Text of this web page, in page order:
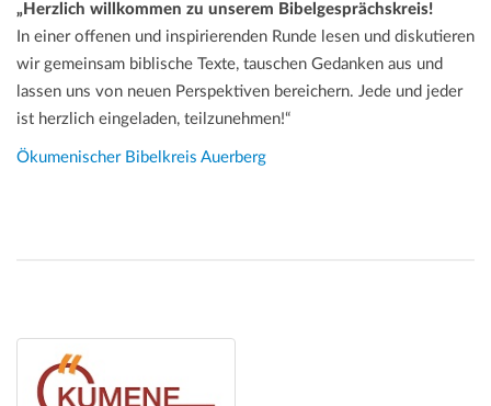
„Herzlich willkommen zu unserem Bibelgesprächskreis!
In einer offenen und inspirierenden Runde lesen und diskutieren
wir gemeinsam biblische Texte, tauschen Gedanken aus und
lassen uns von neuen Perspektiven bereichern. Jede und jeder
ist herzlich eingeladen, teilzunehmen!“
Ökumenischer Bibelkreis Auerberg